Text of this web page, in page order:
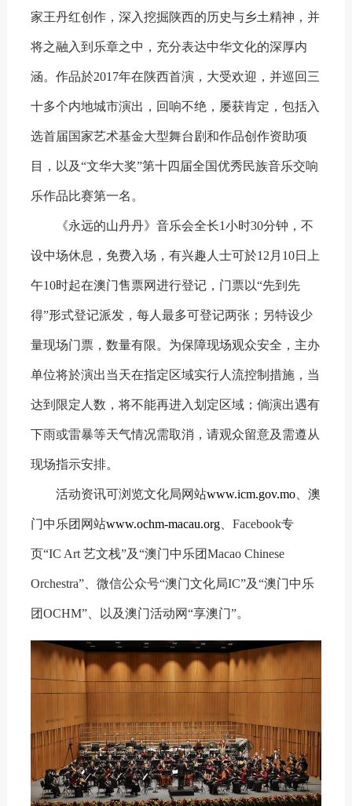
家王丹红创作，深入挖掘陕西的历史与乡土精神，并
将之融入到乐章之中，充分表达中华文化的深厚内
涵。作品於2017年在陕西首演，大受欢迎，并巡回三
十多个内地城市演出，回响不绝，屡获肯定，包括入
选首届国家艺术基金大型舞台剧和作品创作资助项
目，以及“文华大奖”第十四届全国优秀民族音乐交响
乐作品比赛第一名。
《永远的山丹丹》音乐会全长1小时30分钟，不
设中场休息，免费入场，有兴趣人士可於12月10日上
午10时起在澳门售票网进行登记，门票以“先到先
得”形式登记派发，每人最多可登记两张；另特设少
量现场门票，数量有限。为保障现场观众安全，主办
单位将於演出当天在指定区域实行人流控制措施，当
达到限定人数，将不能再进入划定区域；倘演出遇有
下雨或雷暴等天气情况需取消，请观众留意及需遵从
现场指示安排。
活动资讯可浏览文化局网站www.icm.gov.mo、澳
门中乐团网站www.ochm-macau.org、Facebook专
页“IC Art 艺文栈”及“澳门中乐团Macao Chinese
Orchestra”、微信公众号“澳门文化局IC”及“澳门中乐
团OCHM”、以及澳门活动网“享澳门”。